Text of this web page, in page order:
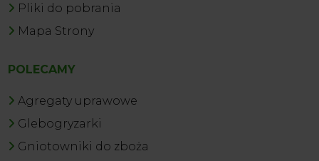
Pliki do pobrania
Mapa Strony
POLECAMY
Agregaty uprawowe
Glebogryzarki
Gniotowniki do zboża